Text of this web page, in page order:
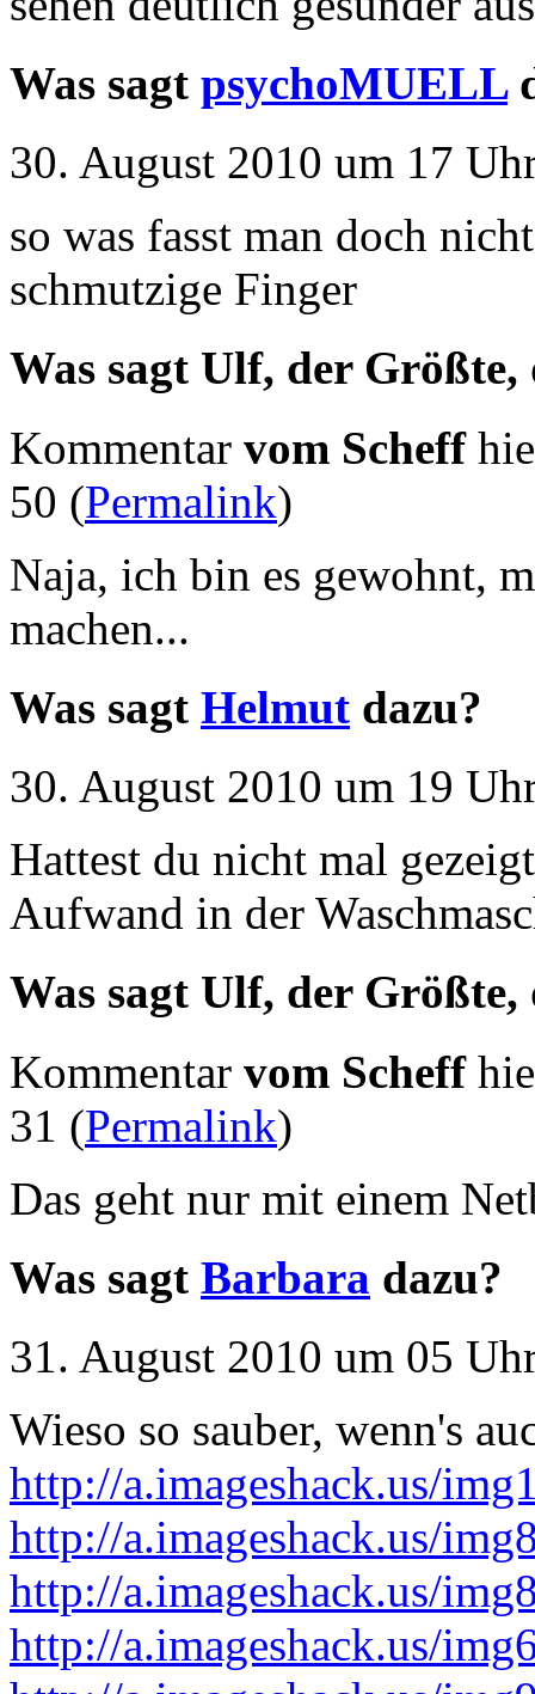
Was sagt psychoMUELL
30. August 2010 um 17
so was fasst man doch
schmutzige Finger
Was sagt Ulf, der Größte,
Kommentar vom Scheff
50 (Permalink)
Naja, ich bin es gewohnt,
machen...
Was sagt Helmut dazu?
30. August 2010 um 19
Hattest du nicht mal
Aufwand in der
Was sagt Ulf, der Größte,
Kommentar vom Scheff
31 (Permalink)
Das geht nur mit einem
Was sagt Barbara dazu?
31. August 2010 um 05
Wieso so sauber, wenn's
http://a.imageshack.us/
http://a.imageshack.us/
http://a.imageshack.us/
http://a.imageshack.us/